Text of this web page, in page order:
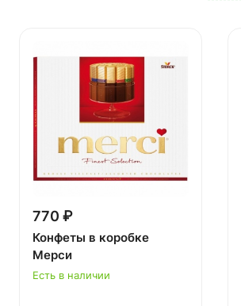
770 ₽
Конфеты в коробке
Мерси
Есть в наличии